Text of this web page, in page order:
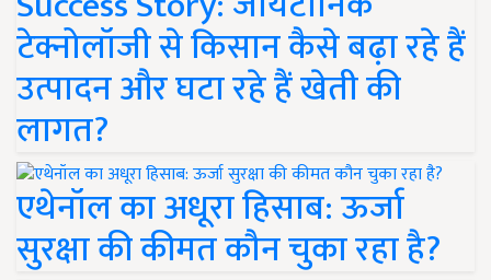
टेक्नोलॉजी से किसान कैसे बढ़ा रहे हैं
उत्पादन और घटा रहे हैं खेती की
लागत?
एथेनॉल का अधूरा हिसाब: ऊर्जा
सुरक्षा की कीमत कौन चुका रहा है?